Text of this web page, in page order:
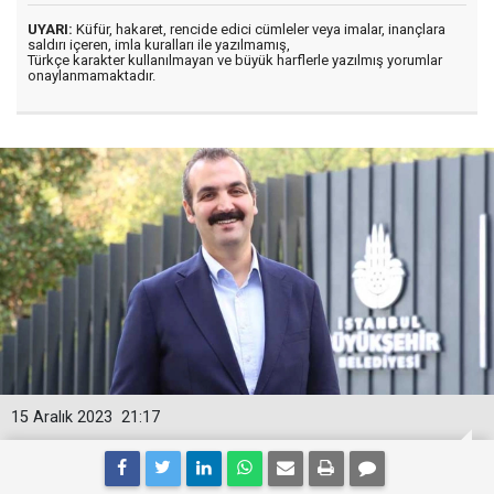
UYARI: Küfür, hakaret, rencide edici cümleler veya imalar, inançlara
saldırı içeren, imla kuralları ile yazılmamış,
Türkçe karakter kullanılmayan ve büyük harflerle yazılmış yorumlar
onaylanmamaktadır.
21:17
15 Aralık 2023